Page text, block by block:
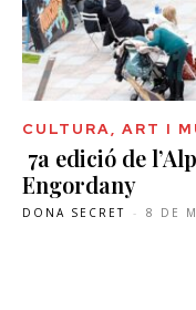
CULTURA, ART I
7a edició de
Engordany
DONA SECRET - 8 DE